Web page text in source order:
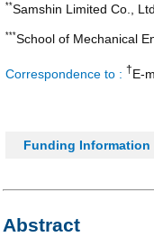
**Samshin Limited Co., Ltd.
***School of Mechanical
Correspondence to : †E-
Funding
Abstract